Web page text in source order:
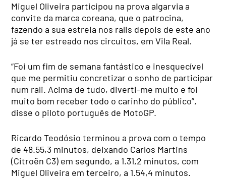
Miguel Oliveira participou na prova algarvia a
convite da marca coreana, que o patrocina,
fazendo a sua estreia nos ralis depois de este ano
já se ter estreado nos circuitos, em Vila Real.
“Foi um fim de semana fantástico e inesquecível
que me permitiu concretizar o sonho de participar
num rali. Acima de tudo, diverti-me muito e foi
muito bom receber todo o carinho do público”,
disse o piloto português de MotoGP.
Ricardo Teodósio terminou a prova com o tempo
de 48.55,3 minutos, deixando Carlos Martins
(Citroën C3) em segundo, a 1.31,2 minutos, com
Miguel Oliveira em terceiro, a 1.54,4 minutos.